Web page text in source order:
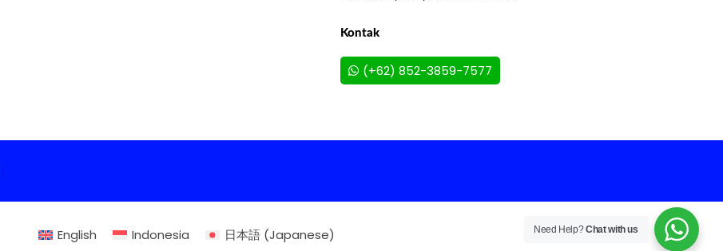
Kontak
(+62) 852-3859-7577
Need Help?Chat with us
English Indonesia 日本語(Japanese)